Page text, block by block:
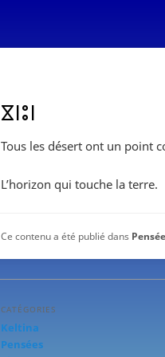
ⴵⵏⵓⵏ
Tous les désert ont un point
L’horizon qui touche la terre.
Ce contenu a été publié dans
CATÉGORIES
Keltina
Pensées